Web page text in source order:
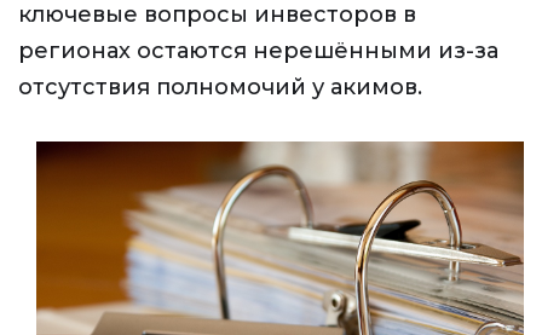
ключевые вопросы инвесторов в
регионах остаются нерешёнными из-за
отсутствия полномочий у акимов.